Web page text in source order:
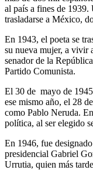
al país a fines de 1939.
trasladarse a México,
En 1943, el poeta se
su nueva mujer, a vivir
senador de la
Partido Comunista.
El 30 de mayo de
ese mismo año, el 28
como Pablo Neruda.
política, al ser elegido
En 1946, fue
presidencial Gabriel
Urrutia, quien más